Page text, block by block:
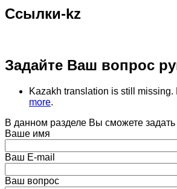
Ссылки-kz
Задайте Ваш вопрос
Kazakh translation is still
more.
В данном разделе Вы сможете
Ваше имя
Ваш E-mail
Ваш вопрос